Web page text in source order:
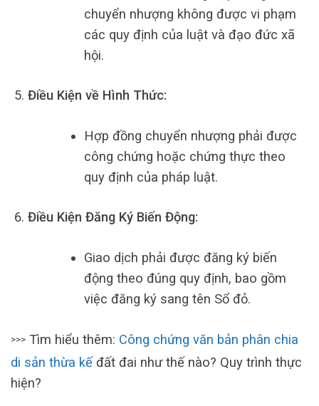
chuyển nhượng không được vi phạm
các quy định của luật và đạo đức xã
hội.
Điều Kiện về Hình Thức:
Hợp đồng chuyển nhượng phải được
công chứng hoặc chứng thực theo
quy định của pháp luật.
Điều Kiện Đăng Ký Biến Động:
Giao dịch phải được đăng ký biến
động theo đúng quy định, bao gồm
việc đăng ký sang tên Sổ đỏ.
>>> Tìm hiểu thêm: Công chứng văn bản phân chia
di sản thừa kế đất đai như thế nào? Quy trình thực
hiện?